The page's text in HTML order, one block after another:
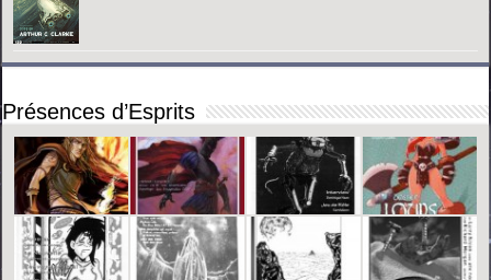
Présences d’Esprits